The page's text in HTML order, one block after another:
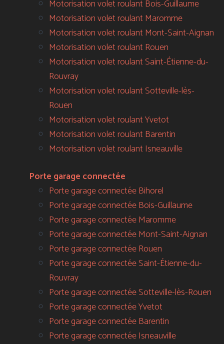
Motorisation volet roulant Bois-Guillaume
Motorisation volet roulant Maromme
Motorisation volet roulant Mont-Saint-Aignan
Motorisation volet roulant Rouen
Motorisation volet roulant Saint-Étienne-du-
Rouvray
Motorisation volet roulant Sotteville-lès-
Rouen
Motorisation volet roulant Yvetot
Motorisation volet roulant Barentin
Motorisation volet roulant Isneauville
Porte garage connectée
Porte garage connectée Bihorel
Porte garage connectée Bois-Guillaume
Porte garage connectée Maromme
Porte garage connectée Mont-Saint-Aignan
Porte garage connectée Rouen
Porte garage connectée Saint-Étienne-du-
Rouvray
Porte garage connectée Sotteville-lès-Rouen
Porte garage connectée Yvetot
Porte garage connectée Barentin
Porte garage connectée Isneauville